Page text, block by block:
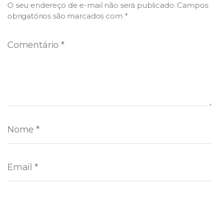
O seu endereço de e-mail não será publicado. Campos
obrigatórios são marcados com *